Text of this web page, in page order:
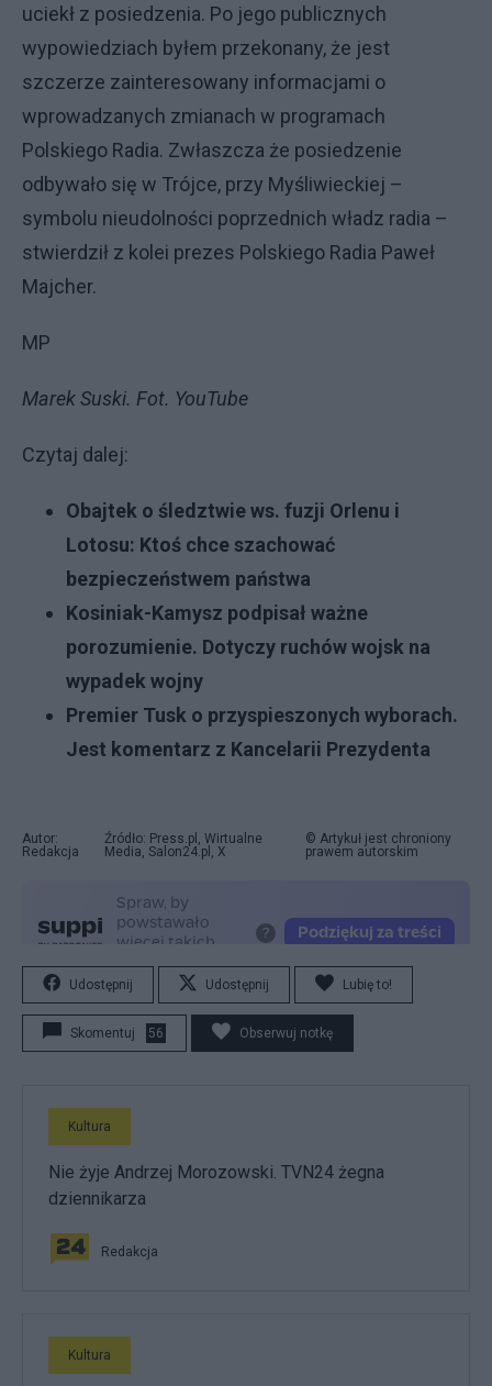
uciekł z posiedzenia. Po jego publicznych
wypowiedziach byłem przekonany, że jest
szczerze zainteresowany informacjami o
wprowadzanych zmianach w programach
Polskiego Radia. Zwłaszcza że posiedzenie
odbywało się w Trójce, przy Myśliwieckiej –
symbolu nieudolności poprzednich władz radia –
stwierdził z kolei prezes Polskiego Radia Paweł
Majcher.
MP
Marek Suski. Fot. YouTube
Czytaj dalej:
Obajtek o śledztwie ws. fuzji Orlenu i
Lotosu: Ktoś chce szachować
bezpieczeństwem państwa
Kosiniak-Kamysz podpisał ważne
porozumienie. Dotyczy ruchów wojsk na
wypadek wojny
Premier Tusk o przyspieszonych wyborach.
Jest komentarz z Kancelarii Prezydenta
Autor:
Redakcja
Źródło: Press.pl, Wirtualne
Media, Salon24.pl, X
© Artykuł jest chroniony
prawem autorskim
Udostępnij Udostępnij Lubię to!
Skomentuj 56 Obserwuj notkę
Kultura
Nie żyje Andrzej Morozowski. TVN24 żegna
dziennikarza
Redakcja
Kultura